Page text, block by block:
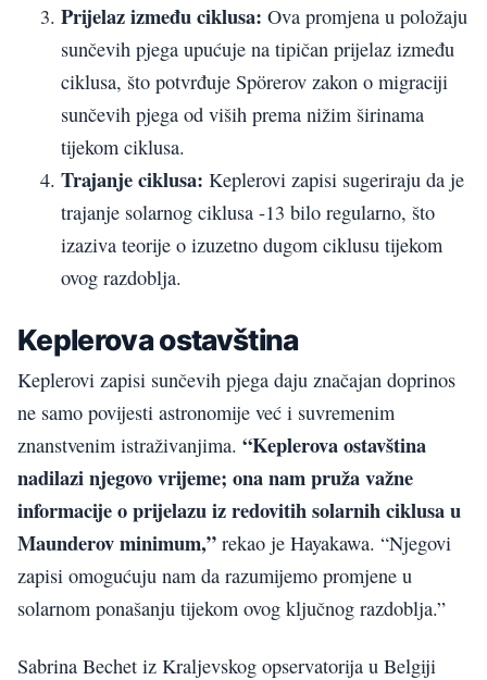
Prijelaz između ciklusa: Ova promjena u položaju
sunčevih pjega upućuje na tipičan prijelaz između
ciklusa, što potvrđuje Spörerov zakon o migraciji
sunčevih pjega od viših prema nižim širinama
tijekom ciklusa.
Trajanje ciklusa: Keplerovi zapisi sugeriraju da je
trajanje solarnog ciklusa -13 bilo regularno, što
izaziva teorije o izuzetno dugom ciklusu tijekom
ovog razdoblja.
Keplerova ostavština
Keplerovi zapisi sunčevih pjega daju značajan doprinos
ne samo povijesti astronomije već i suvremenim
znanstvenim istraživanjima. “Keplerova ostavština
nadilazi njegovo vrijeme; ona nam pruža važne
informacije o prijelazu iz redovitih solarnih ciklusa u
Maunderov minimum,” rekao je Hayakawa. “Njegovi
zapisi omogućuju nam da razumijemo promjene u
solarnom ponašanju tijekom ovog ključnog razdoblja.”
Sabrina Bechet iz Kraljevskog opservatorija u Belgiji